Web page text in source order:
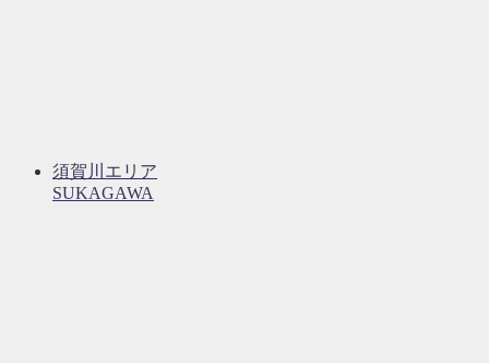
須賀川エリア
SUKAGAWA